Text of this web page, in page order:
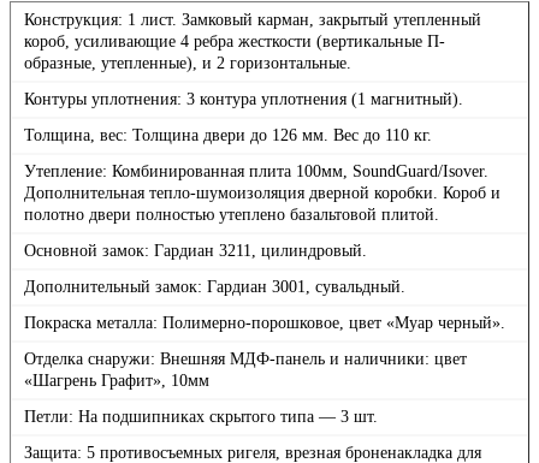
Конструкция: 1 лист. Замковый карман, закрытый утепленный
короб, усиливающие 4 ребра жесткости (вертикальные П-
образные, утепленные), и 2 горизонтальные.
Контуры уплотнения: 3 контура уплотнения (1 магнитный).
Толщина, вес: Толщина двери до 126 мм. Вес до 110 кг.
Утепление: Комбинированная плита 100мм, SoundGuard/Isover.
Дополнительная тепло-шумоизоляция дверной коробки. Короб и
полотно двери полностью утеплено базальтовой плитой.
Основной замок: Гардиан 3211, цилиндровый.
Дополнительный замок: Гардиан 3001, сувальдный.
Покраска металла: Полимерно-порошковое, цвет «Муар черный».
Отделка снаружи: Внешняя МДФ-панель и наличники: цвет
«Шагрень Графит», 10мм
Петли: На подшипниках скрытого типа — 3 шт.
Защита: 5 противосъемных ригеля, врезная броненакладка для